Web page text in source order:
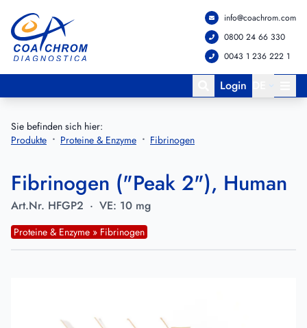
Zum Hauptmenü springen
Zum Hauptinhalt springen
info@coachrom.com
0800 24 66 330
0043 1 236 222 1
Login
Sie befinden sich hier:
Produkte
Proteine & Enzyme Fibrinogen
Fibrinogen ("Peak 2"), Human
Art.Nr. HFGP2 · VE: 10 mg
Proteine & Enzyme » Fibrinogen